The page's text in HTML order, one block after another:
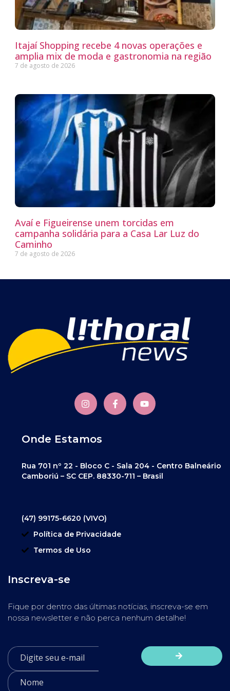
Itajaí Shopping recebe 4 novas operações e
amplia mix de moda e gastronomia na região
7 de agosto de 2026
Avaí e Figueirense unem torcidas em
campanha solidária para a Casa Lar Luz do
Caminho
7 de agosto de 2026
Onde Estamos
Rua 701 nº 22 - Bloco C - Sala 204 - Centro Balneário
Camboriú – SC CEP. 88330-711 – Brasil
(47) 99175-6620 (VIVO)
Política de Privacidade
Termos de Uso
Inscreva-se
Fique por dentro das últimas notícias, inscreva-se em
nossa newsletter e não perca nenhum detalhe!